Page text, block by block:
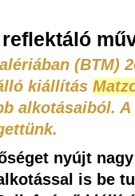
reflektáló
(BTM)
kiállítás
alkotásaiból.
nyújt
is be